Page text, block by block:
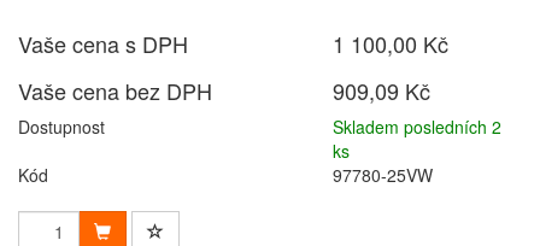
Vaše cena s DPH
1 100,00 Kč
Vaše cena bez DPH
909,09 Kč
Dostupnost
Skladem posledních 2
ks
Kód
97780-25VW